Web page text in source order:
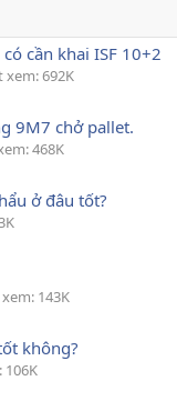
cần khai ISF 10+2
xem: 692K
9M7 chở pallet.
468K
ở đâu tốt?
143K
không?